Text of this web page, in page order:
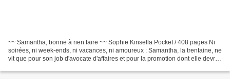
~~ Samantha, bonne à rien faire ~~ Sophie Kinsella Pocket / 408 pages Ni
soirées, ni week-ends, ni vacances, ni amoureux : Samantha, la trentaine, ne
vit que pour son job d'avocate d'affaires et pour la promotion dont elle devrait